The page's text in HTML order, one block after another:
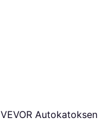
VEVOR Autokatoksen